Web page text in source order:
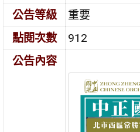
公告等級
重要
點閱次數
912
公告內容